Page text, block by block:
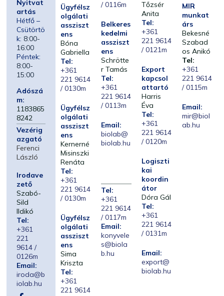
Nyitvat
artás
Hétfő –
Csütörtö
k: 8:00-
16:00
Péntek:
8:00-
15:00
Adószá
m:
1183865
8242
Vezérig
azgató
Ferenci
László
Irodave
zető
Szabó-
Sild
Ildikó
Tel:
+361
221
9614 /
0126m
Email:
iroda@b
iolab.hu
Ügyfélsz
olgálati
assziszt
ens
Bóna
Gabriella
Tel:
+361
221 9614
/ 0130m
Ügyfélsz
olgálati
assziszt
ens
Kernerné
Misinszki
Renáta
Tel:
+361
221 9614
/ 0130m
Ügyfélsz
olgálati
assziszt
ens
Sima
Kriszta
Tel:
+361
221 9614
/ 0116m
Belkeres
kedelmi
assziszt
ens
Schrötte
r Tamás
Tel:
+361
221 9614
/ 0113m
Email:
biolab@
biolab.hu
Tel:
+361
221 9614
/ 0117m
Email:
konyvele
s@biola
b.hu
Tőzsér
Anita
Tel:
+361
221 9614
/ 0121m
Export
kapcsol
attartó
Harris
Éva
Tel:
+361
221 9614
/ 0120m
Logiszti
kai
koordin
átor
Dóra Gál
Tel:
+361
221 9614
/ 0131m
Email:
export@
biolab.hu
MIR
munkat
árs
Bekesné
Szabad
os Anikó
Tel:
+361
221 9614
/ 0115m
Email:
mir@biol
ab.hu